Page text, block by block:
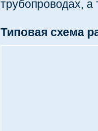
трубопроводах, а
Типовая схема